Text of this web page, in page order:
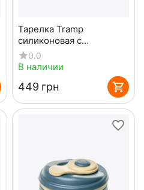
Тарелка Tramp
силиконовая с
пластиковым дном 550
мл terracota
0.0
В наличии
‍449‍ грн